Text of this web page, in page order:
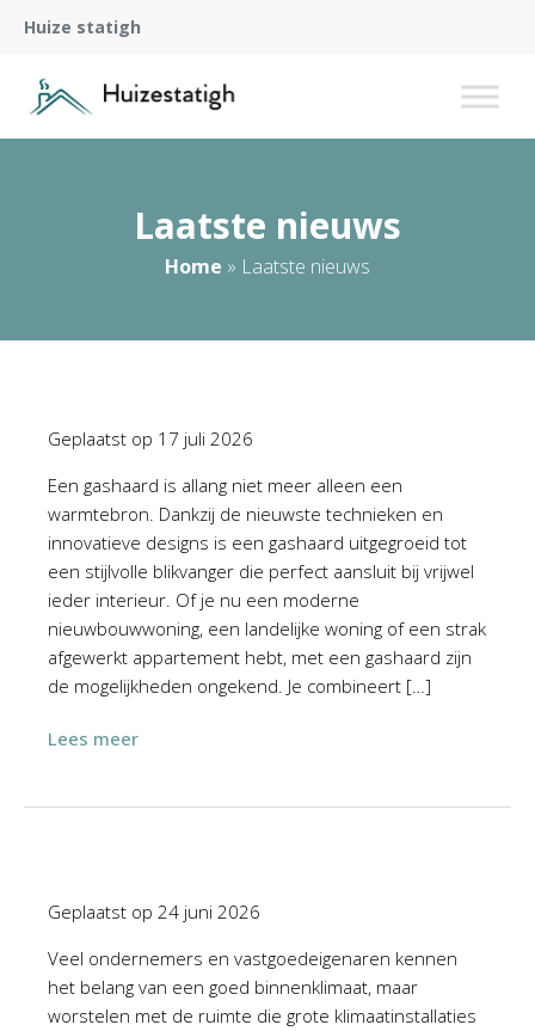
Huize statigh
Laatste nieuws
Home » Laatste nieuws
Geplaatst op 17 juli 2026
Een gashaard is allang niet meer alleen een
warmtebron. Dankzij de nieuwste technieken en
innovatieve designs is een gashaard uitgegroeid tot
een stijlvolle blikvanger die perfect aansluit bij vrijwel
ieder interieur. Of je nu een moderne
nieuwbouwwoning, een landelijke woning of een strak
afgewerkt appartement hebt, met een gashaard zijn
de mogelijkheden ongekend. Je combineert […]
Lees meer
Geplaatst op 24 juni 2026
Veel ondernemers en vastgoedeigenaren kennen
het belang van een goed binnenklimaat, maar
worstelen met de ruimte die grote klimaatinstallaties